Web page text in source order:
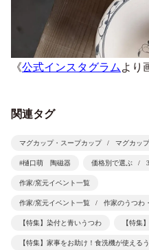
《公式インスタグラム より
関連タグ
マグカップ・スープカップ マグカップ
#樋口萌 陶磁器 価格別で選ぶ
作家/窯元イベント一覧
作家/窯元イベント一覧 作家のうつわ
【特集】染付と青いうつわ 【特集
【特集】家事をお助け！食洗機が使える